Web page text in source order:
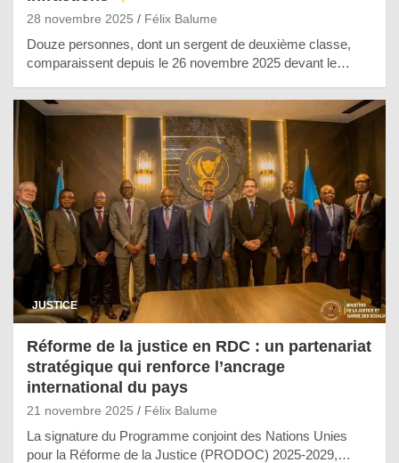
28 novembre 2025 Félix Balume
Douze personnes, dont un sergent de deuxième classe,
comparaissent depuis le 26 novembre 2025 devant le…
JUSTICE
Réforme de la justice en RDC : un partenariat
stratégique qui renforce l’ancrage
international du pays
21 novembre 2025 Félix Balume
La signature du Programme conjoint des Nations Unies
pour la Réforme de la Justice (PRODOC) 2025-2029,…